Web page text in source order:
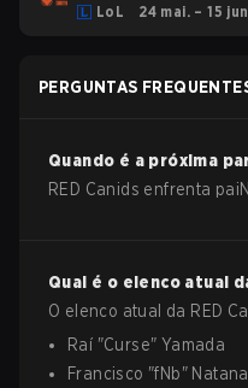
LoL 24 mai. – 15
PERGUNTAS
Quando é a próxima
RED Canids enfrenta
Qual é o elenco atual
O elenco atual da RED
Raí "Curse" Yamada
Francisco "fNb"